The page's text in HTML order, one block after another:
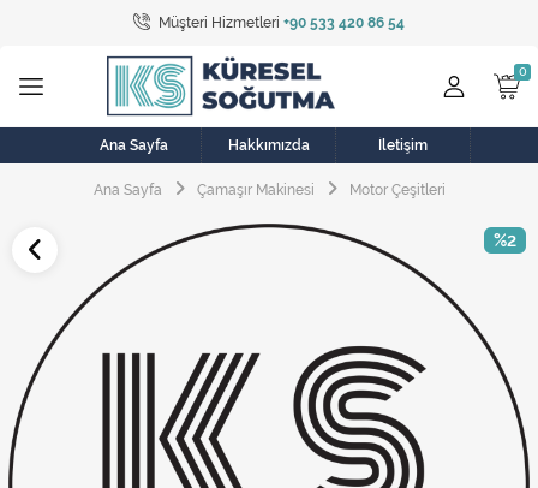
Müşteri Hizmetleri +90 533 420 86 54
Tüm Kategoriler
Bulaşık Makinesi
Buzdolabı
Çamaşır Kurutma Makinesi
Elektrikli Aksamlar
Elektrikli Süpürge
Fan
Ana Sayfa Hakkımızda İletişim
Ana Sayfa Çamaşır Makinesi Motor Çeşitleri
%2